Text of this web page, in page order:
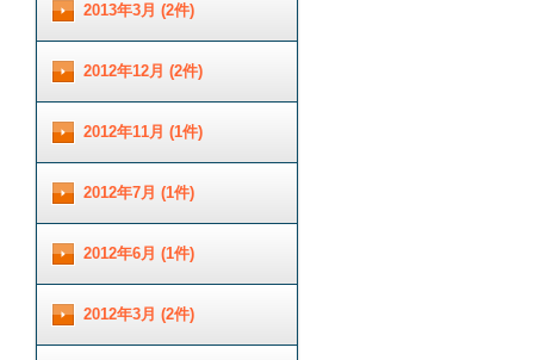
2013年3月 (2件)
2012年12月 (2件)
2012年11月 (1件)
2012年7月 (1件)
2012年6月 (1件)
2012年3月 (2件)